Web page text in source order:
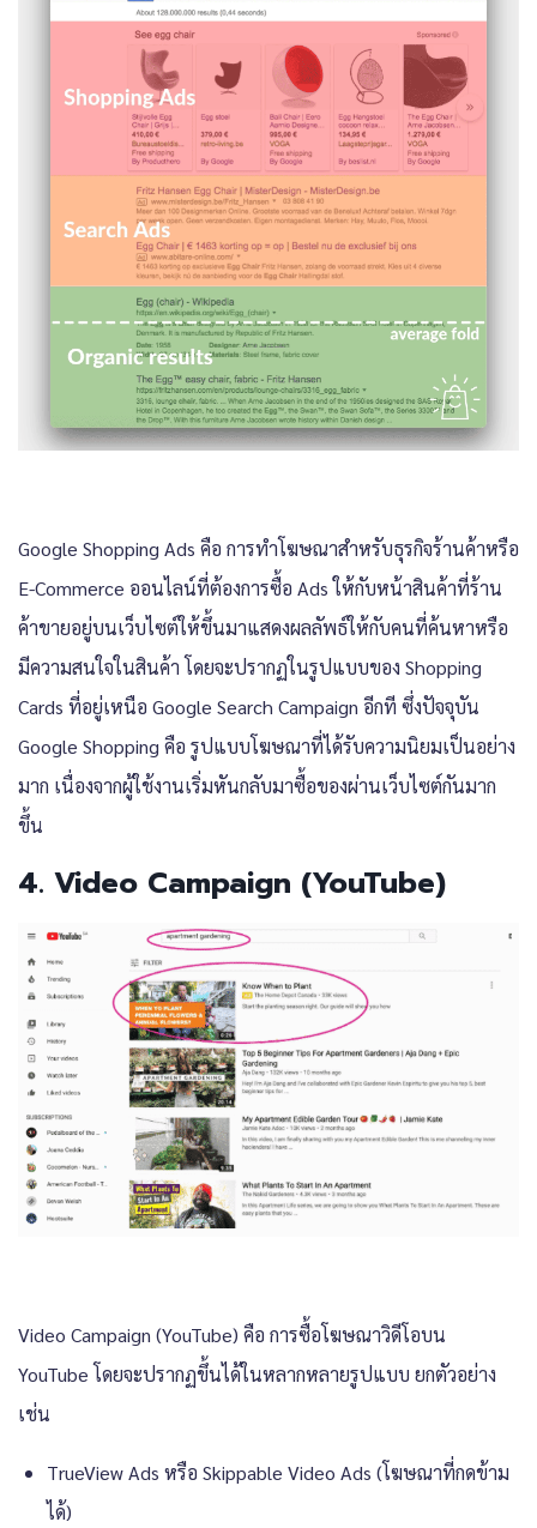
Google Shopping Ads คือ การทำโฆษณาสำหรับธุรกิจร้านค้าหรือ
E-Commerce ออนไลน์ที่ต้องการซื้อ Ads ให้กับหน้าสินค้าที่ร้าน
ค้าขายอยู่บนเว็บไซต์ให้ขึ้นมาแสดงผลลัพธ์ให้กับคนที่ค้นหาหรือ
มีความสนใจในสินค้า โดยจะปรากฏในรูปแบบของ Shopping
Cards ที่อยู่เหนือ Google Search Campaign อีกที ซึ่งปัจจุบัน
Google Shopping คือ รูปแบบโฆษณาที่ได้รับความนิยมเป็นอย่าง
มาก เนื่องจากผู้ใช้งานเริ่มหันกลับมาซื้อของผ่านเว็บไซต์กันมาก
ขึ้น
4. Video Campaign (YouTube)
Video Campaign (YouTube) คือ การซื้อโฆษณาวิดีโอบน
YouTube โดยจะปรากฏขึ้นได้ในหลากหลายรูปแบบ ยกตัวอย่าง
เช่น
TrueView Ads หรือ Skippable Video Ads (โฆษณาที่กดข้าม
ได้)